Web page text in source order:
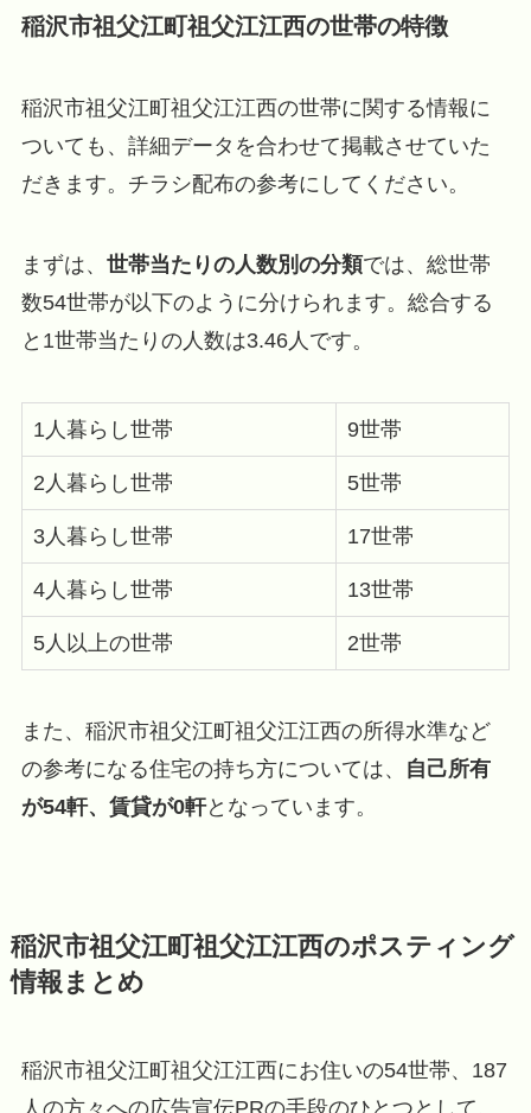
稲沢市祖父江町祖父江江西の世帯の特徴
稲沢市祖父江町祖父江江西の世帯に関する情報に
ついても、詳細データを合わせて掲載させていた
だきます。チラシ配布の参考にしてください。
まずは、 世帯当たりの人数別の分類では、総世帯
数54世帯が以下のように分けられます。総合する
と1世帯当たりの人数は3.46人です。
1人暮らし世帯 9世帯
2人暮らし世帯 5世帯
3人暮らし世帯 17世帯
4人暮らし世帯 13世帯
5人以上の世帯 2世帯
また、稲沢市祖父江町祖父江江西の所得水準など
の参考になる住宅の持ち方については、
自己所有
が54軒、賃貸が0軒となっています。
稲沢市祖父江町祖父江江西のポスティング
情報まとめ
稲沢市祖父江町祖父江江西にお住いの54世帯、187
人の方々への広告宣伝PRの手段のひとつとして、